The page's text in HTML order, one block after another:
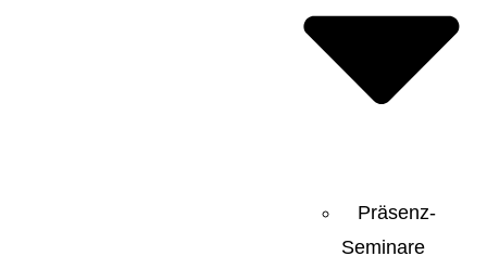
Präsenz-
Seminare